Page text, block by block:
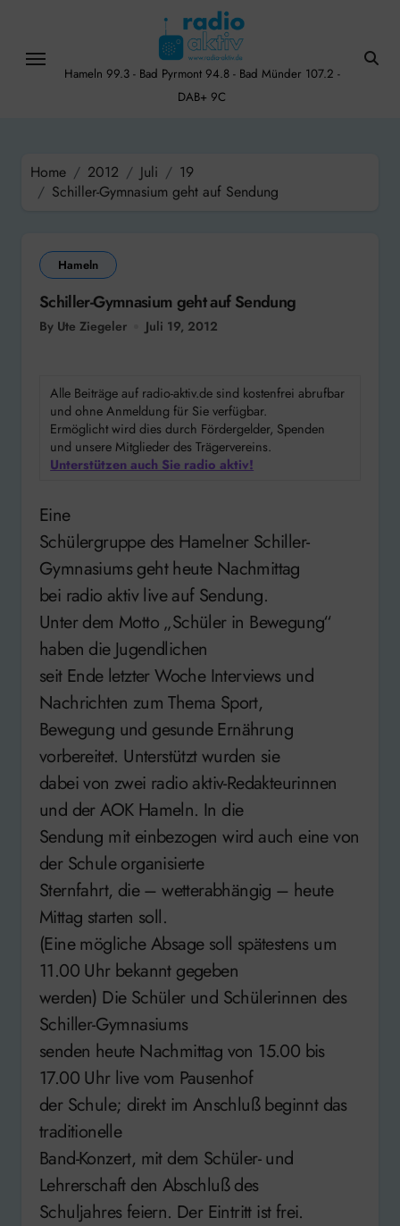
content
Hameln 99.3 - Bad Pyrmont 94.8 - Bad Münder 107.2 -
DAB+ 9C
Home 2012 Juli
19
Schiller-Gymnasium geht auf Sendung
Hameln
Schiller-Gymnasium geht auf Sendung
By Ute Ziegeler Juli 19, 2012
Alle Beiträge auf radio-aktiv.de sind kostenfrei abrufbar
und ohne Anmeldung für Sie verfügbar.
Ermöglicht wird dies durch Fördergelder, Spenden
und unsere Mitglieder des Trägervereins.
Unterstützen auch Sie radio aktiv!
Eine
Schülergruppe des Hamelner Schiller-
Gymnasiums geht heute Nachmittag
bei radio aktiv live auf Sendung.
Unter dem Motto „Schüler in Bewegung“
haben die Jugendlichen
seit Ende letzter Woche Interviews und
Nachrichten zum Thema Sport,
Bewegung und gesunde Ernährung
vorbereitet. Unterstützt wurden sie
dabei von zwei radio aktiv-Redakteurinnen
und der AOK Hameln. In die
Sendung mit einbezogen wird auch eine von
der Schule organisierte
Sternfahrt, die – wetterabhängig – heute
Mittag starten soll.
(Eine mögliche Absage soll spätestens um
11.00 Uhr bekannt gegeben
werden) Die Schüler und Schülerinnen des
Schiller-Gymnasiums
senden heute Nachmittag von 15.00 bis
17.00 Uhr live vom Pausenhof
der Schule; direkt im Anschluß beginnt das
traditionelle
Band-Konzert, mit dem Schüler- und
Lehrerschaft den Abschluß des
Schuljahres feiern. Der Eintritt ist frei.